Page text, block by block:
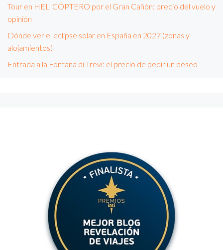
Tour en HELICÓPTERO por el Gran Cañón: precio del vuelo y
opinión
Dónde ver el eclipse solar en España en 2027 (zonas y
alojamientos)
Entrada a la Fontana di Trevi: el precio de pedir un deseo